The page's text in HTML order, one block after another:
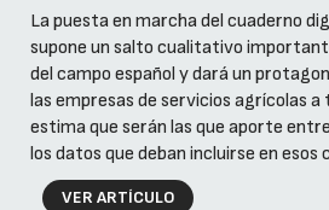
La puesta en marcha del cuaderno
supone un salto cualitativo
del campo español y dará un
las empresas de servicios agrícolas a
estima que serán las que aporte
los datos que deban incluirse en esos
VER ARTÍCULO